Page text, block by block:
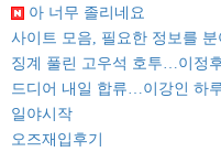
아 너무 졸리네요
사이트 모음, 필요한 정보를
징계 풀린 고우석 호투…이정
드디어 내일 합류…이강인 하
일야시작
오즈재입후기